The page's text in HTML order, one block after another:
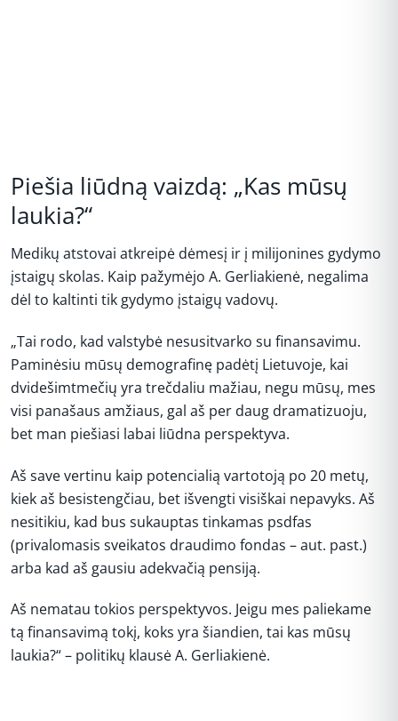
Piešia liūdną vaizdą: „Kas mūsų
laukia?“
Medikų atstovai atkreipė dėmesį ir į milijonines gydymo
įstaigų skolas. Kaip pažymėjo A. Gerliakienė, negalima
dėl to kaltinti tik gydymo įstaigų vadovų.
„Tai rodo, kad valstybė nesusitvarko su finansavimu.
Paminėsiu mūsų demografinę padėtį Lietuvoje, kai
dvidešimtmečių yra trečdaliu mažiau, negu mūsų, mes
visi panašaus amžiaus, gal aš per daug dramatizuoju,
bet man piešiasi labai liūdna perspektyva.
Aš save vertinu kaip potencialią vartotoją po 20 metų,
kiek aš besistengčiau, bet išvengti visiškai nepavyks. Aš
nesitikiu, kad bus sukauptas tinkamas psdfas
(privalomasis sveikatos draudimo fondas – aut. past.)
arba kad aš gausiu adekvačią pensiją.
Aš nematau tokios perspektyvos. Jeigu mes paliekame
tą finansavimą tokį, koks yra šiandien, tai kas mūsų
laukia?“ – politikų klausė A. Gerliakienė.